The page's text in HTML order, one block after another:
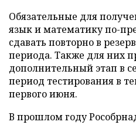
Обязательные для
язык и математику по-
сдавать повторно в
периода. Также для них
дополнительный этап в
период тестирования в
первого июня.
В прошлом году